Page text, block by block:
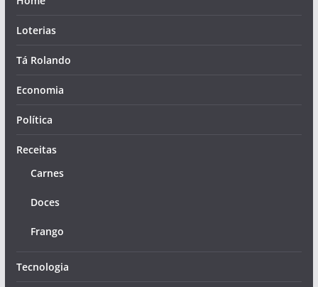
Loterias
Tá Rolando
Economia
Política
Receitas
Carnes
Doces
Frango
Tecnologia